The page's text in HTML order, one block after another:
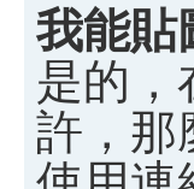
我能貼
是的，
許，那